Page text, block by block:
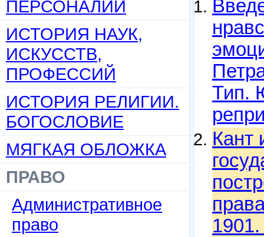
ПЕРСОНАЛИИ
ИСТОРИЯ НАУК,
ИСКУССТВ,
ПРОФЕССИЙ
ИСТОРИЯ РЕЛИГИИ.
БОГОСЛОВИЕ
МЯГКАЯ ОБЛОЖКА
ПРАВО
Административное
право
Тип.
Кант